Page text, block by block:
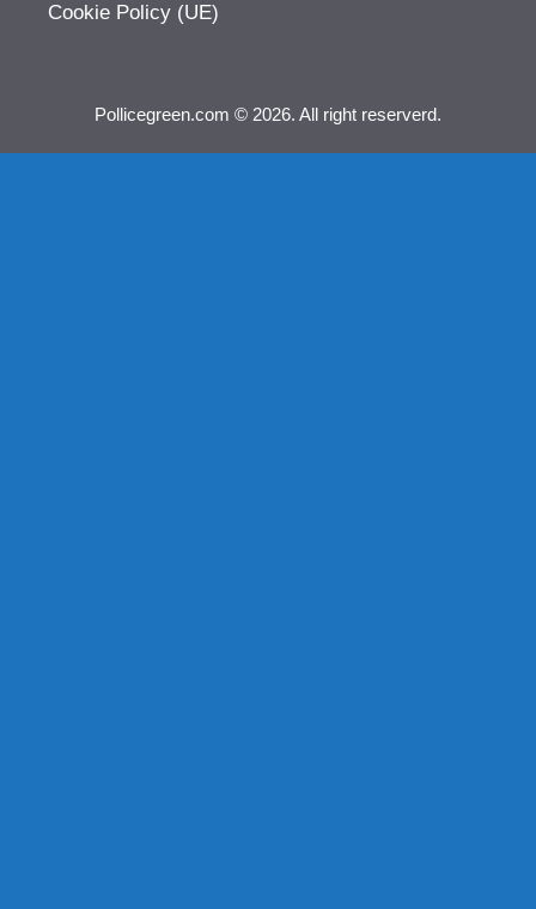
Cookie Policy (UE)
Pollicegreen.com © 2026. All right reserverd.